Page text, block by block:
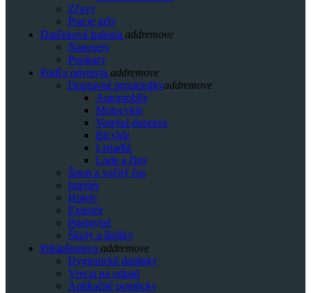
Zľavy
Pracie gély
Darčekové balenia addremove
Nanosety
Poukazy
Podľa odvetvia addremove
Dopravné prostriedkyaddremove
Automobily
Motocykle
Verejná doprava
Bicykle
Lietadlá
Lode a člny
Šport a voľný čas
Interiér
Hotely
Exteriér
Priemysel
Školy a škôlky
Príslušenstvo addremove
Hygienické doplnky
Vrecia na odpad
Aplikačné pomôcky